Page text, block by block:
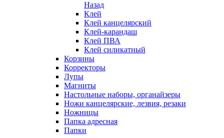
Назад
Клей
Клей канцелярский
Клей-карандаш
Клей ПВА
Клей силикатный
Корзины
Корректоры
Лупы
Магниты
Настольные наборы, органайзеры
Ножи канцелярские, лезвия, резаки
Ножницы
Папка адресная
Папки